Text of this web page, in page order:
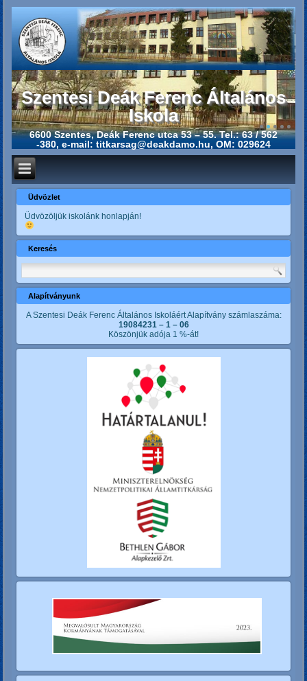
Szentesi Deák Ferenc Általános
Iskola
6600 Szentes, Deák Ferenc utca 53 – 55. Tel.: 63 / 562
-380, e-mail: titkarsag@deakdamo.hu, OM: 029624
Üdvözlet
Üdvözöljük iskolánk honlapján!
Keresés
Alapítványunk
A Szentesi Deák Ferenc Általános Iskoláért Alapítvány számlaszáma:
19084231 – 1 – 06
Köszönjük adója 1 %-át!